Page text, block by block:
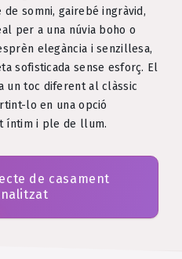
somni, gairebé ingràvid,
per a una núvia boho o
elegància i senzillesa,
sofisticada sense esforç. El
un toc diferent al clàssic
lo en una opció
íntim i ple de llum.
de casament